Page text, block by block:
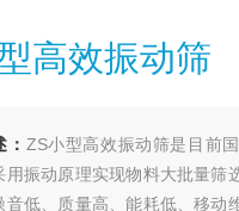
高效振动筛
： ZS小型高效振动筛是目前
用振动原理实现物料大批量筛
音低、质量高、能耗低、移动